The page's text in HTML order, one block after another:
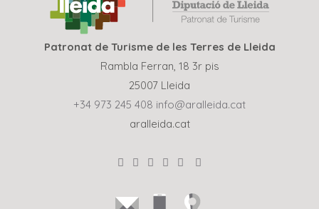
Patronat de Turisme de les Terres de Lleida
Rambla Ferran, 18 3r pis
25007 Lleida
+34 973 245 408 info@aralleida.cat
aralleida.cat